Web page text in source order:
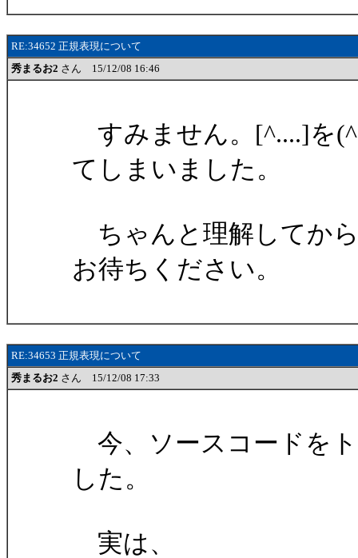
RE:34652 正規表現について
秀まるお2 さん 15/12/08 16:46
すみません。[^....]を
てしまいました。
ちゃんと理解してか
お待ちください。
RE:34653 正規表現について
秀まるお2 さん 15/12/08 17:33
今、ソースコードを
した。
実は、